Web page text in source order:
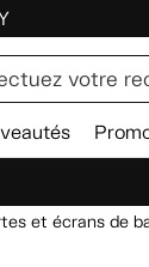
et écrans de